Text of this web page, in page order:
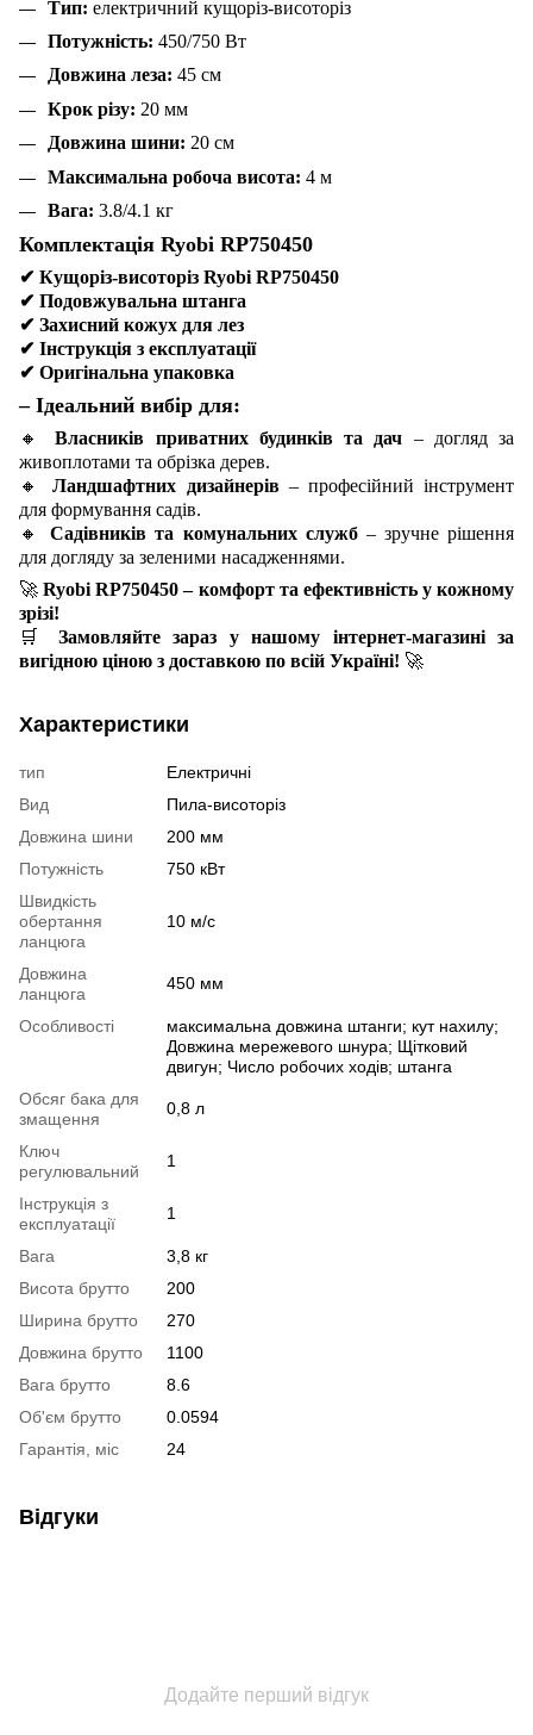
Тип: електричний кущоріз-висоторіз
Потужність: 450/750 Вт
Довжина леза: 45 см
Крок різу: 20 мм
Довжина шини: 20 см
Максимальна робоча висота: 4 м
Вага: 3.8/4.1 кг
Комплектація Ryobi RP750450
✔ Кущоріз-висоторіз Ryobi RP750450
✔ Подовжувальна штанга
✔ Захисний кожух для лез
✔ Інструкція з експлуатації
✔ Оригінальна упаковка
– Ідеальний вибір для:
🔸 Власників приватних будинків та дач – догляд за
живоплотами та обрізка дерев.
🔸
Ландшафтних дизайнерів– професійний інструмент
для формування садів.
🔸
Садівників та комунальних служб– зручне рішення
для догляду за зеленими насадженнями.
🚀 Ryobi RP750450 – комфорт та ефективність у кожному
зрізі!
🛒
Замовляйте зараз у нашому інтернет-магазині за
вигідною ціною з доставкою по всій Україні! 🚀
Характеристики
тип
Електричні
Вид
Пила-висоторіз
Довжина шини
200 мм
Потужність
750 кВт
Швидкість
обертання
ланцюга
10 м/с
Довжина
ланцюга
450 мм
Особливості
максимальна довжина штанги; кут нахилу;
Довжина мережевого шнура; Щітковий
двигун; Число робочих ходів; штанга
Обсяг бака для
змащення
0,8 л
Ключ
регулювальний
1
Інструкція з
експлуатації
1
Вага
3,8 кг
Висота брутто
200
Ширина брутто
270
Довжина брутто
1100
Вага брутто
8.6
Об'єм брутто
0.0594
Гарантія, міс
24
Відгуки
Додайте перший відгук